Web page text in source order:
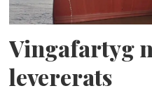
Vingafartyg
levererats